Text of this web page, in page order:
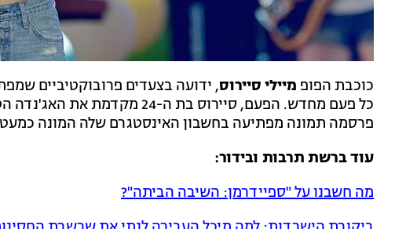
כוכבת הפופ מיילי סיירוס, ידועה בצעדים פרובוקטיביים
כל פעם מחדש. הפעם, סיירוס בת ה-
פרסמה תמונה מפתיעה בחשבון האינסטגרם שלה המונה כמעט 70 מיליון עוקבים.
עוד ברשת תרבות ובידור:
מה חשבנו על "ספיידרמן: השיבה הביתה"?